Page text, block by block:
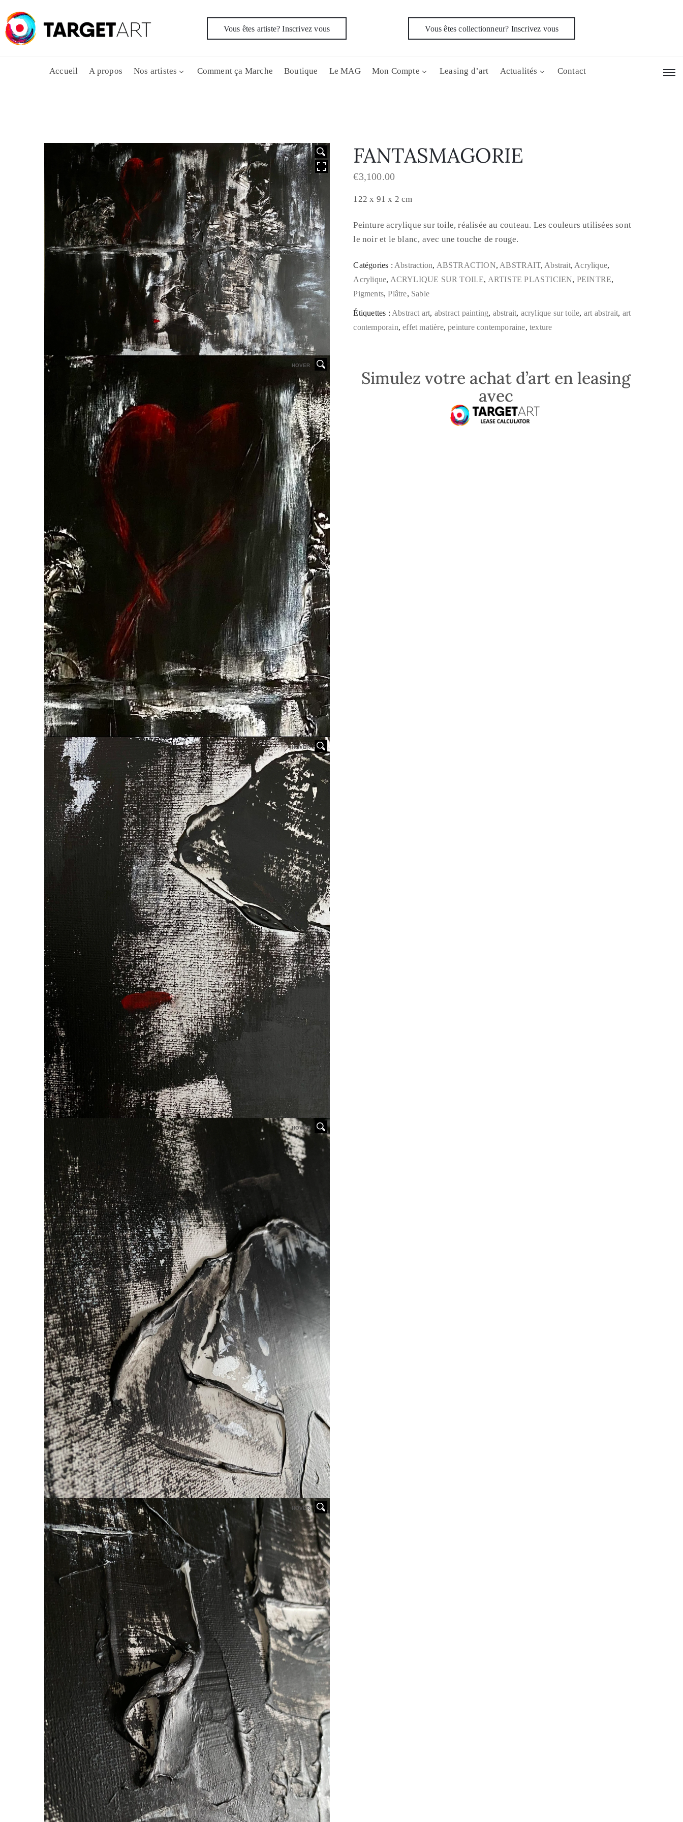
Vous êtes artiste? Inscrivez vous Vous êtes collectionneur? Inscrivez vous
Accueil A propos Nos artistes Comment ça Marche Boutique Le MAG Mon Compte Leasing d’art Actualités Contact
HOVER
HOVER
HOVER
HOVER
HOVER
FANTASMAGORIE
€3,100.00
122 x 91 x 2 cm
Peinture acrylique sur toile, réalisée au couteau. Les couleurs utilisées sont
le noir et le blanc, avec une touche de rouge.
Catégories : Abstraction, ABSTRACTION, ABSTRAIT, Abstrait, Acrylique,
Acrylique, ACRYLIQUE SUR TOILE, ARTISTE PLASTICIEN, PEINTRE,
Pigments,Plâtre, Sable
Étiquettes : Abstract art, abstract painting, abstrait, acrylique sur toile, art abstrait, art
contemporain,effet matière,peinture contemporaine,texture
Simulez votre achat d’art en leasing
avec